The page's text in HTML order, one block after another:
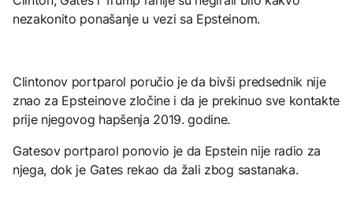
nezakonito ponašanje u vezi sa Epsteinom.
Clintonov portparol poručio je da bivši predsednik nije
znao za Epsteinove zločine i da je prekinuo sve kontakte
prije njegovog hapšenja 2019. godine.
Gatesov portparol ponovio je da Epstein nije radio za
njega, dok je Gates rekao da žali zbog sastanaka.